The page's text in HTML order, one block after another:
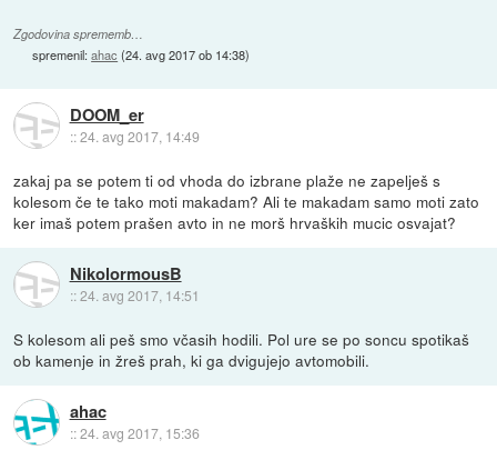
Zgodovina sprememb…
spremenil:ahac (24. avg 2017 ob 14:38)
DOOM_er
::24. avg 2017, 14:49
zakaj pa se potem ti od vhoda do izbrane plaže ne zapelješ s
kolesom če te tako moti makadam? Ali te makadam samo moti zato
ker imaš potem prašen avto in ne morš hrvaških mucic osvajat?
NikolormousB
::24. avg 2017, 14:51
S kolesom ali peš smo včasih hodili. Pol ure se po soncu spotikaš
ob kamenje in žreš prah, ki ga dvigujejo avtomobili.
ahac
::24. avg 2017, 15:36